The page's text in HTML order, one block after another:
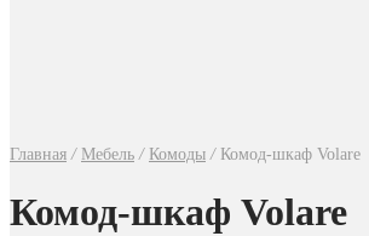
Главная / Мебель / Комоды /Комод-шкаф Volare
Комод-шкаф Volare